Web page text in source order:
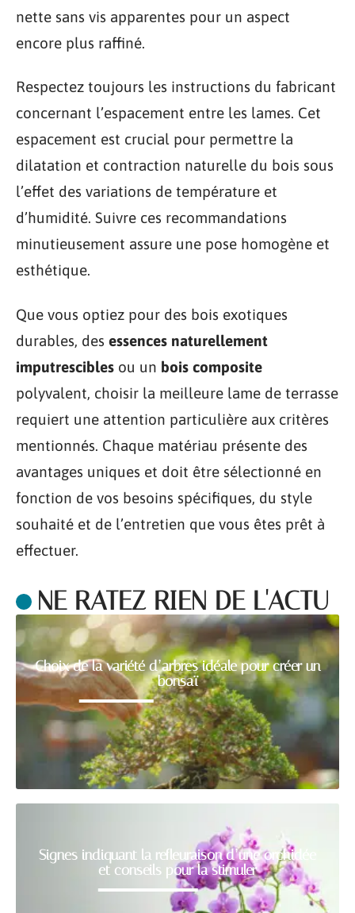
nette sans vis apparentes pour un aspect
encore plus raffiné.
Respectez toujours les instructions du fabricant
concernant l’espacement entre les lames. Cet
espacement est crucial pour permettre la
dilatation et contraction naturelle du bois sous
l’effet des variations de température et
d’humidité. Suivre ces recommandations
minutieusement assure une pose homogène et
esthétique.
Que vous optiez pour des bois exotiques
durables, des essences naturellement
imputrescibles ou un bois composite
polyvalent, choisir la meilleure lame de terrasse
requiert une attention particulière aux critères
mentionnés. Chaque matériau présente des
avantages uniques et doit être sélectionné en
fonction de vos besoins spécifiques, du style
souhaité et de l’entretien que vous êtes prêt à
effectuer.
NE RATEZ RIEN DE L'ACTU
Choix de la variété d’arbres idéale pour créer un
bonsaï
Signes indiquant la refleuraison d’une orchidée
et conseils pour la stimuler